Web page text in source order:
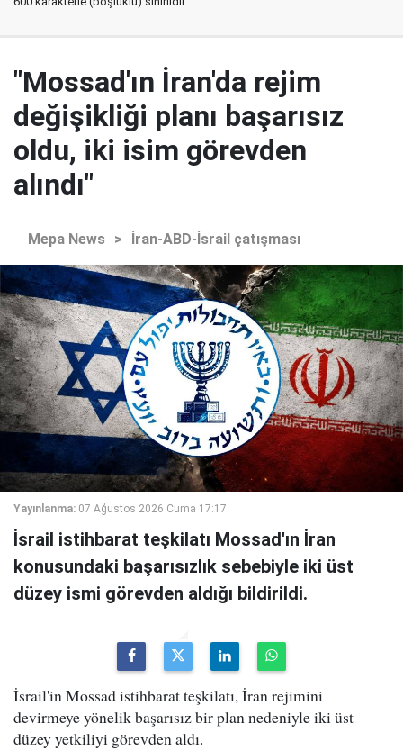
"Mossad'ın İran'da rejim
değişikliği planı başarısız
oldu, iki isim görevden
alındı"
Mepa News > İran-ABD-İsrail çatışması
Yayınlanma: 07 Ağustos 2026 Cuma 17:17
İsrail istihbarat teşkilatı Mossad'ın İran
konusundaki başarısızlık sebebiyle iki üst
düzey ismi görevden aldığı bildirildi.
İsrail'in Mossad istihbarat teşkilatı, İran rejimini
devirmeye yönelik başarısız bir plan nedeniyle iki üst
düzey yetkiliyi görevden aldı.